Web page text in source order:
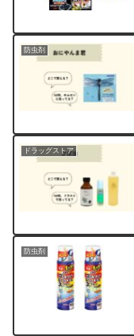
防虫剤
ドラッグストア
防虫剤